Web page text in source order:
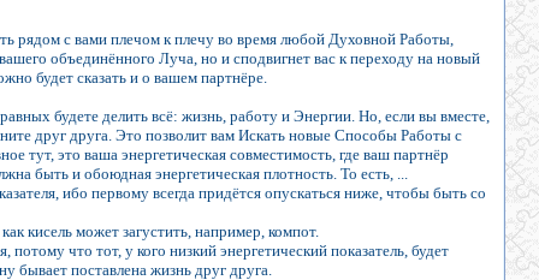
рядом с вами плечом к плечу во время любой Духовной Работы,
объединённого Луча, но и сподвигнет вас к переходу на новый
будет сказать и о вашем партнёре.
будете делить всё: жизнь, работу и Энергии. Но, если вы вместе,
друг друга. Это позволит вам Искать новые Способы Работы с
тут, это ваша энергетическая совместимость, где ваш партнёр
быть и обоюдная энергетическая плотность. То есть, ...
ибо первому всегда придётся опускаться ниже, чтобы быть со
кисель может загустить, например, компот.
что тот, у кого низкий энергетический показатель, будет
бывает поставлена жизнь друг друга.